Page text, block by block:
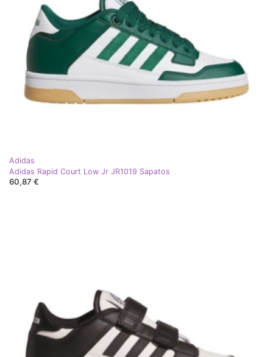
Adidas
Adidas Rapid Court Low Jr JR1019 Sapatos
60,87 €